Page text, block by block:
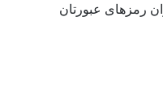
رمزهای عبورتان